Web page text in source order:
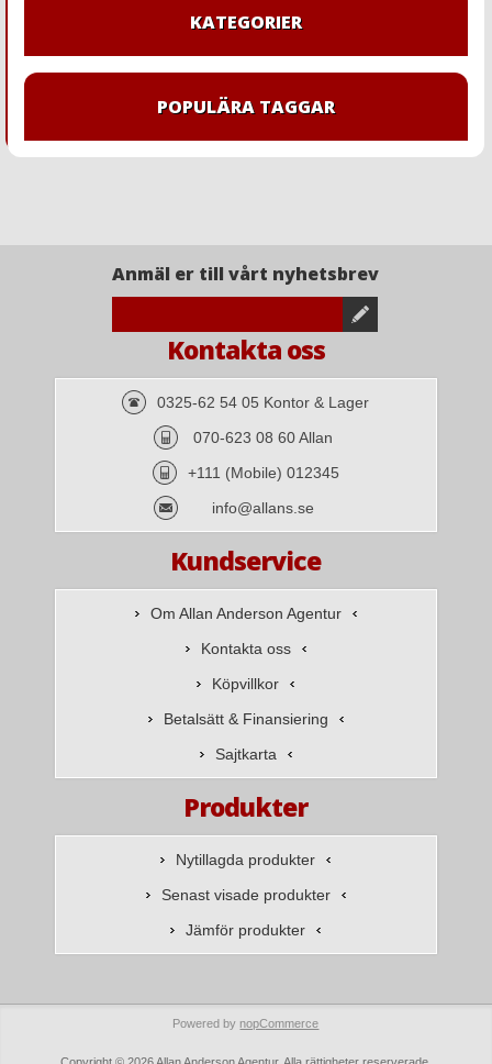
KATEGORIER
POPULÄRA TAGGAR
Anmäl er till vårt nyhetsbrev
Kontakta oss
0325-62 54 05 Kontor & Lager
070-623 08 60 Allan
+111 (Mobile) 012345
info@allans.se
Kundservice
Om Allan Anderson Agentur
Kontakta oss
Köpvillkor
Betalsätt & Finansiering
Sajtkarta
Produkter
Nytillagda produkter
Senast visade produkter
Jämför produkter
Powered by nopCommerce